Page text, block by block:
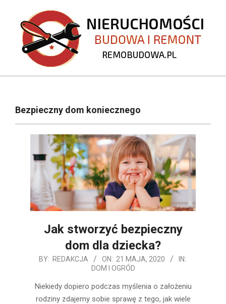
content
REMOBUDOWA.PL
NavigationBezpieczny dom koniecznego
Jak stworzyć bezpieczny
dom dla dziecka?
2020-
21
BY: REDAKCJA ON: 21 MAJA, 2020
IN:
DOM I OGRÓD
Niekiedy dopiero podczas myślenia o założeniu
rodziny zdajemy sobie sprawę z tego, jak wiele